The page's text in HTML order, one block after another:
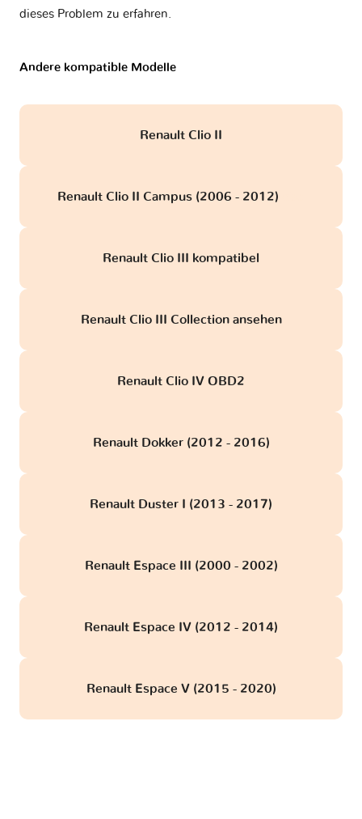
dieses Problem zu erfahren.
Andere kompatible Modelle
Renault Clio II
Renault Clio II Campus (2006 - 2012)
Renault Clio III kompatibel
Renault Clio III Collection ansehen
Renault Clio IV OBD2
Renault Dokker (2012 - 2016)
Renault Duster I (2013 - 2017)
Renault Espace III (2000 - 2002)
Renault Espace IV (2012 - 2014)
Renault Espace V (2015 - 2020)